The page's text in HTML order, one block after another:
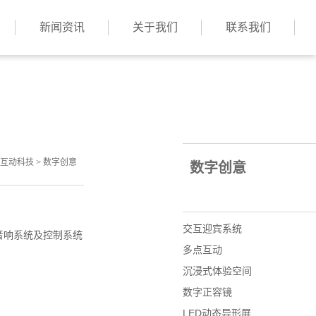
新闻资讯 关于我们 联系我们
互动科技 > 数字创意
系统及控制系统
数字创意
交互迎宾系统
多点互动
沉浸式体验空间
数字正容镜
LED动态异形屏